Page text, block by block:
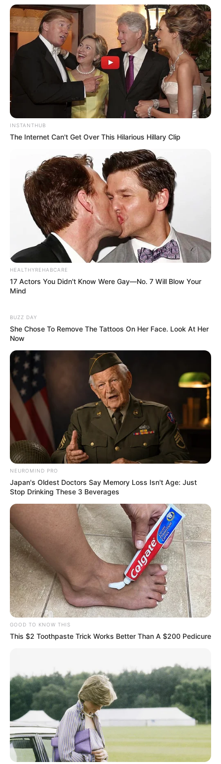
INSTANTHUB
The Internet Can't Get Over This Hilarious Hillary Clip
HEALTHYREHABCARE
17 Actors You Didn't Know Were Gay—No. 7 Will Blow Your
Mind
BUZZ DAY
She Chose To Remove The Tattoos On Her Face. Look At Her
Now
NEUROMIND PRO
Japan's Oldest Doctors Say Memory Loss Isn't Age: Just
Stop Drinking These 3 Beverages
GOOD TO KNOW THIS
This $2 Toothpaste Trick Works Better Than A $200 Pedicure